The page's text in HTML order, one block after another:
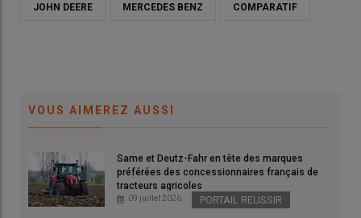
L’huile assure la lubrification des pièces mécaniques en
mouvement dans le moteur thermique et l’utilisation d’un
JOHN DEERE MERCEDES BENZ COMPARATIF
VOUS AIMEREZ AUSSI
Same et Deutz-Fahr en tête des marques
préférées des concessionnaires français de
tracteurs agricoles
09 juillet 2026 PORTAIL REUSSIR